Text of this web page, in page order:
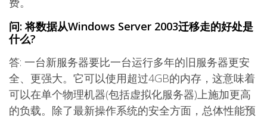
问: 将数据从Windows Server 2003迁移走的好处是
什么?
答: 一台新服务器要比一台运行多年的旧服务器更安
全、更强大。它可以使用超过4GB的内存，这意味着
可以在单个物理机器(包括虚拟化服务器)上施加更高
的负载。除了最新操作系统的安全方面，总体性能预